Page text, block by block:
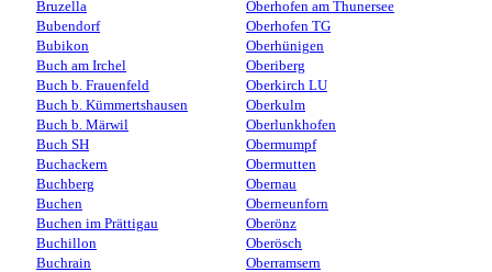
Bruzella
Bubendorf
Bubikon
Buch am Irchel
Buch b. Frauenfeld
Buch b. Kümmertshausen
Buch b. Märwil
Buch SH
Buchackern
Buchberg
Buchen
Buchen im Prättigau
Buchillon
Buchrain
Oberhofen am Thunersee
Oberhofen TG
Oberhünigen
Oberiberg
Oberkirch LU
Oberkulm
Oberlunkhofen
Obermumpf
Obermutten
Obernau
Oberneunforn
Oberönz
Oberösch
Oberramsern